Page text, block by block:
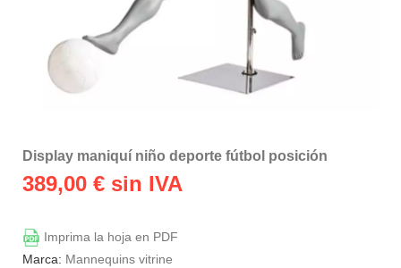
Display maniquí niño deporte fútbol posición
389,00 € sin IVA
Imprima la hoja en PDF
Marca: Mannequins vitrine